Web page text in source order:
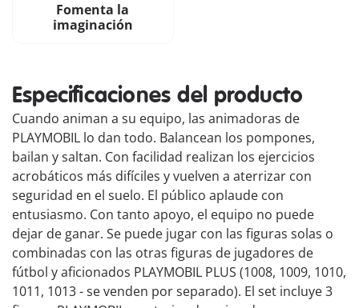
Fomenta la
imaginación
Especificaciones del producto
Cuando animan a su equipo, las animadoras de
PLAYMOBIL lo dan todo. Balancean los pompones,
bailan y saltan. Con facilidad realizan los ejercicios
acrobáticos más difíciles y vuelven a aterrizar con
seguridad en el suelo. El público aplaude con
entusiasmo. Con tanto apoyo, el equipo no puede
dejar de ganar. Se puede jugar con las figuras solas o
combinadas con las otras figuras de jugadores de
fútbol y aficionados PLAYMOBIL PLUS (1008, 1009, 1010,
1011, 1013 - se venden por separado). El set incluye 3